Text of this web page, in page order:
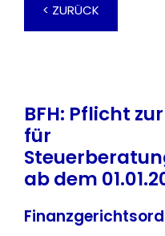
< ZURÜCK
BFH: Pflicht
für
ab dem